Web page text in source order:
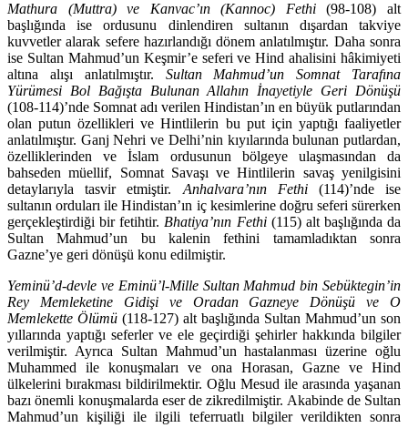
Mathura (Muttra) ve Kanvac’ın (Kannoc) Fethi(98-108) alt
başlığında ise ordusunu dinlendiren sultanın dışardan takviye
kuvvetler alarak sefere hazır­landığı dönem anlatılmıştır. Daha sonra
ise Sultan Mahmud’un Keşmir’e se­feri ve Hind ahalisini hâkimiyeti
altına alışı anlatılmıştır. Sultan Mahmud’un Somnat Tarafına
Yürümesi Bol Bağışta Bulunan Allahın İnayetiyle Geri Dö­nüşü
(108-114)’nde Somnat adı verilen Hindistan’ın en büyük putlarından
olan putun özellikleri ve Hintlilerin bu put için yaptığı faaliyetler
anlatılmıştır. Ganj Nehri ve Delhi’nin kıyılarında bulunan putlardan,
özelliklerinden ve İs­lam ordusunun bölgeye ulaşmasından da
bahseden müellif, Somnat Savaşı ve Hintlilerin savaş yenilgisini
detaylarıyla tasvir etmiştir. Anhalvara’nın Fethi (114)’nde ise
sultanın orduları ile Hindistan’ın iç kesimlerine doğru seferi sü­rerken
gerçekleştirdiği bir fetihtir. Bhatiya’nın Fethi(115) alt başlığında da
Sultan Mahmud’un bu kalenin fethini tamamladıktan sonra
Gazne’ye geri dönüşü konu edilmiştir.
Yeminü’d-devle ve Eminü’l-Mille Sultan Mahmud bin Sebüktegin’in
Rey Memleketine Gidişi ve Oradan Gazneye Dönüşü ve O
Memlekette Ölümü (118-127) alt başlığında Sultan Mahmud’un son
yıllarında yaptığı seferler ve ele geçirdiği şehirler hakkında bilgiler
verilmiştir. Ayrıca Sultan Mahmud’un hastalanması üzerine oğlu
Muhammed ile konuşmaları ve ona Horasan, Gaz­ne ve Hind
ülkelerini bırakması bildirilmektir. Oğlu Mesud ile arasında yaşa­nan
bazı önemli konuşmalarda eser de zikredilmiştir. Akabinde de Sultan
Mah­mud’un kişiliği ile ilgili teferruatlı bilgiler verildikten sonra